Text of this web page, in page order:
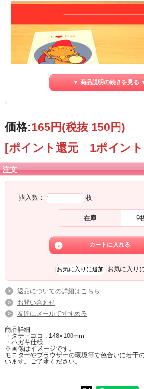
眺めているだけで癒されそうなポストカードを入荷しま
デザインは、沖縄で活動するイラストレーター“たいら
ん。
沖縄のシーサーがエイサーの格好をしてる姿がなんと
かわいい雑貨のセレクトショップfeliz(フェリース)お
お買い求めはお早めに♪
■I Love エイサー/チョッちゃん - イメージ↑
▼ 商品説明の続きを見る
価格:165円(税抜 150円)
[ポイント還元 1ポイン
注文
購入数： 枚
在庫 9
お気に入り
返品についての詳細はこちら
お問い合わせ
友達にメールですすめる
商品詳細
・タテ・ヨコ : 148×100mm
・ハガキ仕様
※画像はイメージです。
モニターやブラウザーの環境等で色合いに若干
います。ご了承ください。